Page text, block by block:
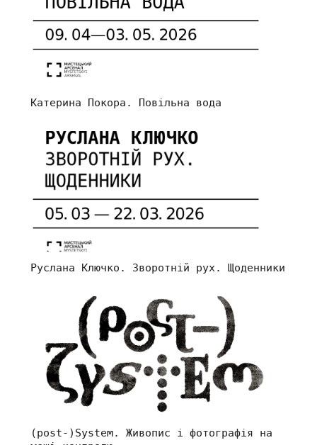
Катерина Покора. Повільна вода
Руслана Ключко. Зворотній рух. Щоденники
(post-)System. Живопис і фотографія на